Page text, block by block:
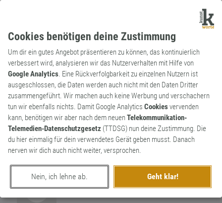
Cookies benötigen deine Zustimmung
Um dir ein gutes Angebot präsentieren zu können, das kontinuierlich
verbessert wird, analysieren wir das Nutzerverhalten mit Hilfe von
Google Analytics. Eine Rückverfolgbarkeit zu einzelnen Nutzern ist
ausgeschlossen, die Daten werden auch nicht mit den Daten Dritter
zusammengeführt. Wir machen auch keine Werbung und verschachern
tun wir ebenfalls nichts. Damit Google Analytics Cookiesvervenden
kann, benötigen wir aber nach dem neuenTelekommunikation-
Telemedien-Datenschutzgesetz (TTDSG) nun deine Zustimmung. Die
du hier einmalig für dein verwendetes Gerät geben musst. Danach
nerven wir dich auch nicht weiter, versprochen.
Nein, ich lehne ab. Geht klar!
Archaismus
Substantiv
Gamaschen
Schutz aus Leder oder Stoff gegen
Verletzungen, Kälte oder Schmutz ,
zwischen Schuh und Knie, z.T. darüber
0
erschaffen von
am 4. August 2017